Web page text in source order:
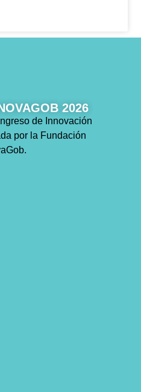
2026
de Innovación
por la Fundación